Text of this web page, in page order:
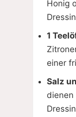
Honig
1
einer
Salz
dienen